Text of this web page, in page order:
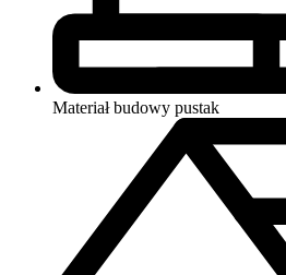
Materiał budowy pustak